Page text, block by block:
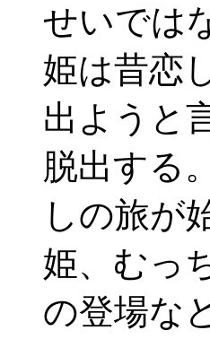
せいでは
姫は昔恋
出ようと
脱出する
しの旅が
姫、むっ
の登場な